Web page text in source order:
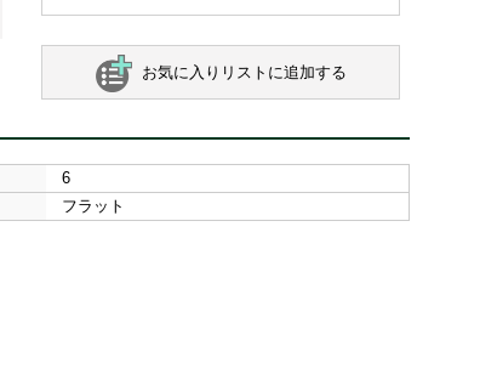
お気に入りリストに追加する
6
フラット